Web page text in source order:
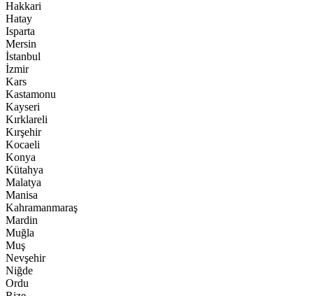
Hakkari
Hatay
Isparta
Mersin
İstanbul
İzmir
Kars
Kastamonu
Kayseri
Kırklareli
Kırşehir
Kocaeli
Konya
Kütahya
Malatya
Manisa
Kahramanmaraş
Mardin
Muğla
Muş
Nevşehir
Niğde
Ordu